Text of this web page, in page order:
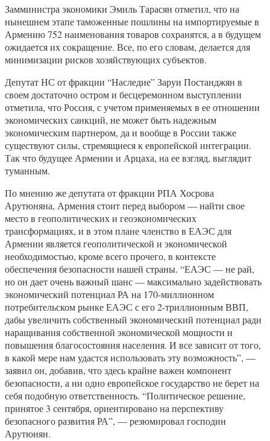
Замминистра экономики Эмиль Тарасян отметил, что на
нынешнем этапе таможенные пошлины на импортируемые в
Армению 752 наименования товаров сохранятся, а в будущем
ожидается их сокращение. Все, по его словам, делается для
минимизации рисков хозяйствующих субъектов.
Депутат НС от фракции “Наследие” Заруи Постанджян в
своем достаточно остром и бесцеремонном выступлении
отметила, что Россия, с учетом применяемых в ее отношении
экономических санкций, не может быть надежным
экономическим партнером, да и вообще в России также
существуют силы, стремящиеся к европейской интеграции.
Так что будущее Армении и Арцаха, на ее взгляд, выглядит
туманным.
По мнению же депутата от фракции РПА Хосрова
Арутюняна, Армения стоит перед выбором — найти свое
место в геополитических и геоэкономических
трансформациях, и в этом плане членство в ЕАЭС для
Армении является геополитической и экономической
необходимостью, кроме всего прочего, в контексте
обеспечения безопасности нашей страны. “ЕАЭС — не рай,
но он дает очень важный шанс — максимально задействовать
экономический потенциал РА на 170-миллионном
потребительском рынке ЕАЭС с его 2-триллионным ВВП,
дабы увеличить собственный экономический потенциал ради
наращивания собственной экономической мощности и
повышения благосостояния населения. И все зависит от того,
в какой мере нам удастся использовать эту возможность”, —
заявил он, добавив, что здесь крайне важен компонент
безопасности, а ни одно европейское государство не берет на
себя подобную ответственность. “Политическое решение,
принятое 3 сентября, ориентировано на перспективу
безопасного развития РА”, — резюмировал господин
Арутюнян.